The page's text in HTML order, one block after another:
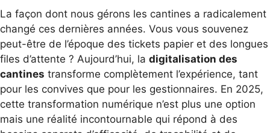
La façon dont nous gérons les cantines a radicalement
changé ces dernières années. Vous vous souvenez
peut-être de l’époque des tickets papier et des longues
files d’attente ? Aujourd’hui, la digitalisation des
cantines transforme complètement l’expérience, tant
pour les convives que pour les gestionnaires. En 2025,
cette transformation numérique n’est plus une option
mais une réalité incontournable qui répond à des